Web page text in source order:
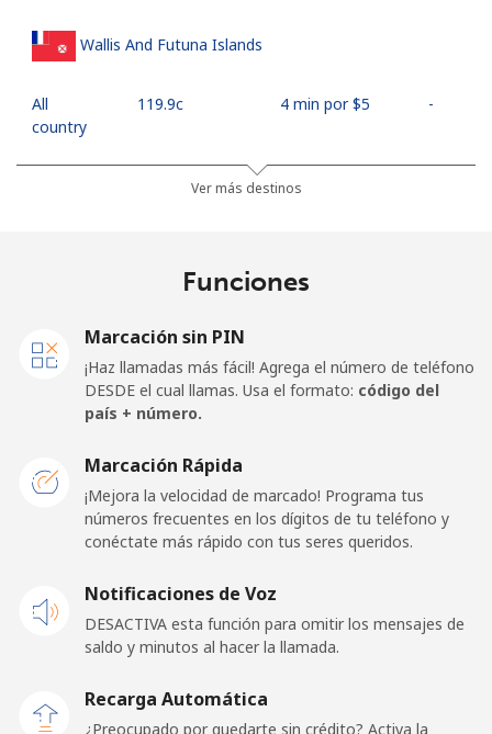
Wallis And Futuna Islands
All
country
⁦119.9c⁩ 4 min por ⁦$5⁩ -
Ver más destinos
Funciones
Marcación sin PIN
¡Haz llamadas más fácil! Agrega el número de teléfono
DESDE el cual llamas. Usa el formato: código del
país + número.
Marcación Rápida
¡Mejora la velocidad de marcado! Programa tus
números frecuentes en los dígitos de tu teléfono y
conéctate más rápido con tus seres queridos.
Notificaciones de Voz
DESACTIVA esta función para omitir los mensajes de
saldo y minutos al hacer la llamada.
Recarga Automática
¿Preocupado por quedarte sin crédito? Activa la